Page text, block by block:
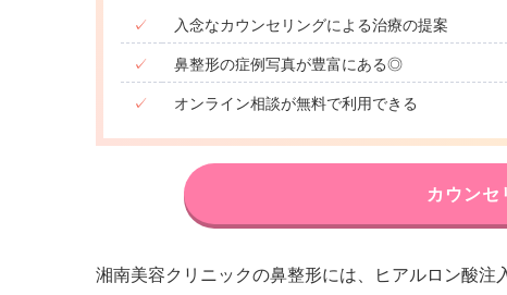
✓
入念なカウンセリングによる治療の提案
✓
鼻整形の症例写真が豊富にある◎
✓
オンライン相談が無料で利用できる
カウン
湘南美容クリニックの鼻整形には、ヒアルロン酸注